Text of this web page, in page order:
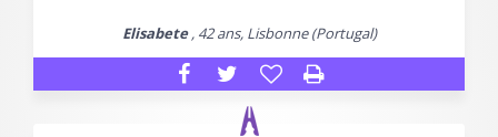
Elisabete, 42 ans, Lisbonne (Portugal)